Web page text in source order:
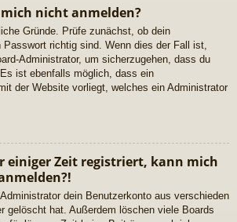
nicht anmelden?
Gründe. Prüfe zunächst, ob dein
Passwort richtig sind. Wenn dies der Fall ist,
Administrator, um sicherzugehen, dass du
ist ebenfalls möglich, dass ein
der Website vorliegt, welches ein Administrator
einiger Zeit registriert, kann mich
dein Benutzerkonto aus verschieden
gelöscht hat. Außerdem löschen viele Boards